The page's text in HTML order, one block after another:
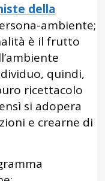
della
ambiente;
è il frutto
quindi,
ricettacolo
si adopera
e crearne di